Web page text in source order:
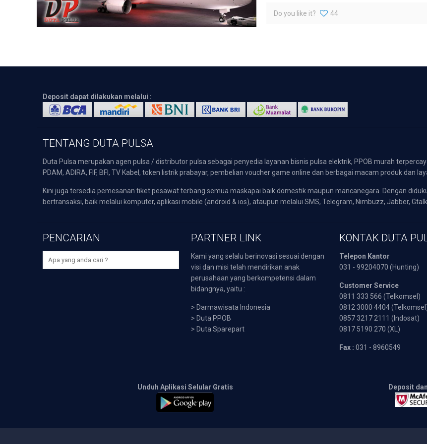
Do you like it? 44
Deposit dapat dilakukan melalui :
TENTANG DUTA PULSA
Duta Pulsa merupakan agen pulsa / distributor pulsa sebagai penyedia layanan bisnis pulsa elektrik, PPOB murah
PDAM, ADIRA, FIF, BFI, TV Kabel, token listrik prabayar, pembelian voucher game online dan berbagai macam produk dan
Kini juga tersedia pemesanan tiket pesawat terbang semua maskapai baik domestik maupun mancanegara. Dengan
bertransaksi, baik melalui komputer, aplikasi mobile (android & ios), ataupun melalui SMS, Telegram, Nimbuzz, Jabber, Gtalk
PENCARIAN PARTNER LINK
Kami yang selalu berinovasi sesuai dengan
visi dan misi telah mendirikan anak
perusahaan yang berkompetensi dalam
bidangnya, yaitu :
> Darmawisata Indonesia
> Duta PPOB
> Duta Sparepart
KONTAK DUTA
Telepon Kantor
031 - 99204070 (Hunting)
Customer Service
0811 333 566 (Telkomsel)
0812 3000 4404
0857 3217 2111 (Indosat)
0817 5190 270 (XL)
Fax : 031 - 8960549
Unduh Aplikasi Selular Gratis Deposit